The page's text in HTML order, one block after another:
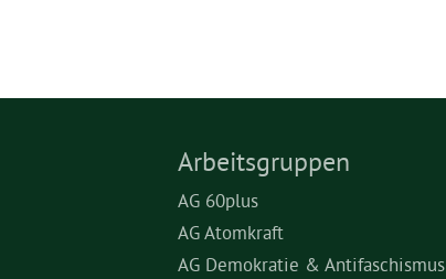
Arbeitsgruppen
AG 60plus
AG Atomkraft
AG Demokratie & Antifaschismus